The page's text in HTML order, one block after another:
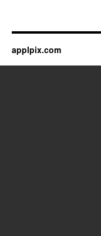
applpix.com